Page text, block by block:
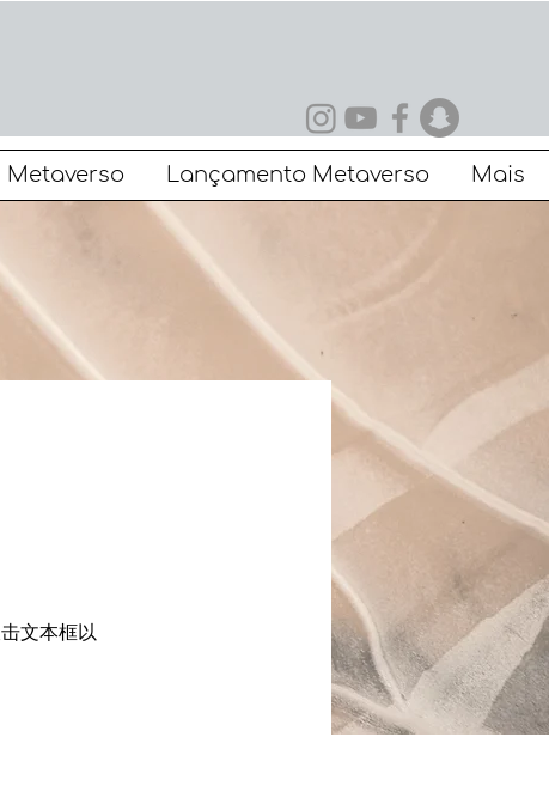
Metaverso Lançamento Metaverso Mais
文本框以